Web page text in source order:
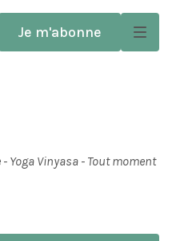
Je m'abonne
Yoga Vinyasa - Tout moment
en fin de journée.